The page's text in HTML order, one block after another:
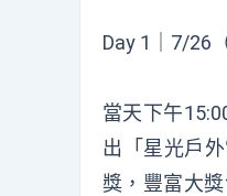
Day 1｜7/26
當天下午
出「星光戶
獎，豐富大